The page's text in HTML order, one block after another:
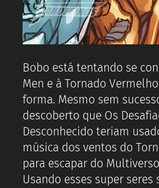
Bobo está tentando se
Men e à Tornado
forma. Mesmo sem
descoberto que Os
Desconhecido teriam
música dos ventos do
para escapar do
Usando esses super